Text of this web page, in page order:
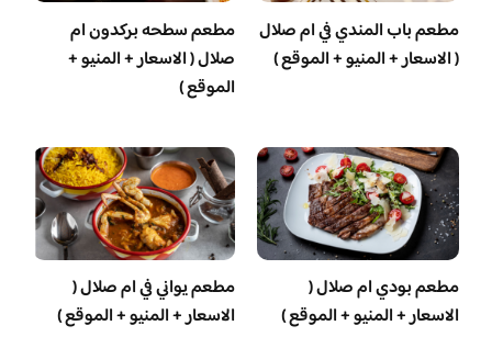
مطعم باب المندي في ام صلال
( الاسعار + المنيو + الموقع )
مطعم سطحه بركدون ام
صلال ( الاسعار + المنيو +
الموقع )
مطعم بودي ام صلال (
الاسعار + المنيو + الموقع )
مطعم يواني في ام صلال (
الاسعار + المنيو + الموقع )